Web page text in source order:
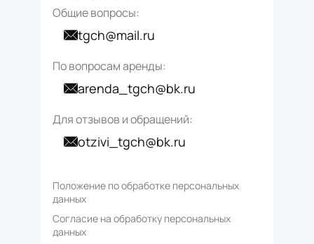
Общие вопросы:
tgch@mail.ru
По вопросам аренды:
arenda_tgch@bk.ru
Для отзывов и обращений:
otzivi_tgch@bk.ru
Положение по обработке персональных
данных
Согласие на обработку персональных
данных